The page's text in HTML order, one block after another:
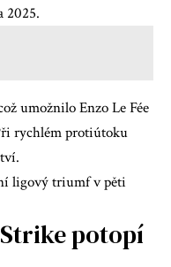
2025.
umožnilo Enzo Le Fée
rychlém protiútoku
ligový triumf v pěti
Strike potopí